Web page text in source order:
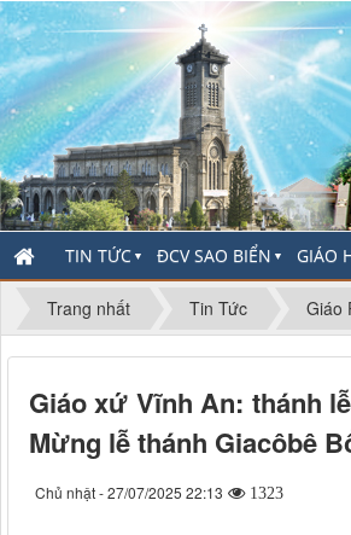
TIN TỨC ▼ ĐCV SAO BIỂN ▼ GIÁO
Trang nhất Tin Tức Giáo
Giáo xứ Vĩnh An: thánh
Mừng lễ thánh Giacôbê
Chủ nhật - 27/07/2025 22:13 1323